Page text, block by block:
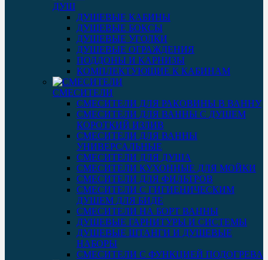
ДУШ
ДУШЕВЫЕ КАБИНЫ
ДУШЕВЫЕ БОКСЫ
ДУШЕВЫЕ УГОЛКИ
ДУШЕВЫЕ ОГРАЖДЕНИЯ
ПОДДОНЫ И КАРНИЗЫ
КОМПЛЕКТУЮЩИЕ К КАБИНАМ
СМЕСИТЕЛИ
СМЕСИТЕЛИ ДЛЯ РАКОВИНЫ В ВАННУ
СМЕСИТЕЛИ ДЛЯ ВАННЫ С ДУШЕМ
КОРОТКИЙ ИЗЛИВ
СМЕСИТЕЛИ ДЛЯ ВАННЫ
УНИВЕРСАЛЬНЫЕ
СМЕСИТЕЛИ ДЛЯ ДУША
СМЕСИТЕЛИ КУХОННЫЕ ДЛЯ МОЙКИ
СМЕСИТЕЛИ ДЛЯ ФИЛЬТРОВ
СМЕСИТЕЛИ С ГИГИЕНИЧЕСКИМ
ДУШЕМ ДЛЯ БИДЕ
СМЕСИТЕЛИ НА БОРТ ВАННЫ
ДУШЕВЫЕ ГАРНИТУРЫ И СИСТЕМЫ
ДУШЕВЫЕ ШТАНГИ И ДУШЕВЫЕ
НАБОРЫ
СМЕСИТЕЛИ С ФУНКЦИЕЙ ПОДОГРЕВА